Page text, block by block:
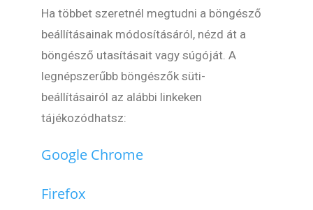
Ha többet szeretnél megtudni a böngésző
beállításainak módosításáról, nézd át a
böngésző utasításait vagy súgóját. A
legnépszerűbb böngészők süti-
beállításairól az alábbi linkeken
tájékozódhatsz:
Google Chrome
Firefox